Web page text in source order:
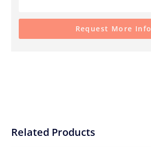
Request More Info
Related Products